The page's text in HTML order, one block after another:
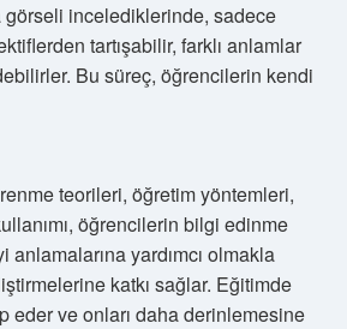
görseli incelediklerinde, sadece
tartışabilir, farklı anlamlar
Bu süreç, öğrencilerin kendi
teorileri, öğretim yöntemleri,
öğrencilerin bilgi edinme
yardımcı olmakla
katkı sağlar. Eğitimde
eder ve onları daha derinlemesine